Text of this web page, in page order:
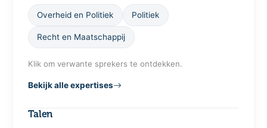
Overheid en Politiek Politiek
Recht en Maatschappij
Klik om verwante sprekers te ontdekken.
Bekijk alle expertises
Talen